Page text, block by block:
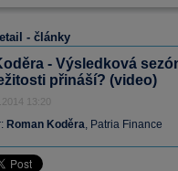
- články
- Výsledková
přináší? (video)
13:20
Roman Koděra, Patria Finance